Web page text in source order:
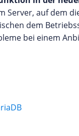
Server, auf dem
dem
bei einem